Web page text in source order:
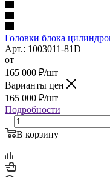
Головки блока
Арт.: 1003011-81D
от
165 000 ₽/шт
Варианты цен
165 000 ₽/шт
Подробности
В корзину